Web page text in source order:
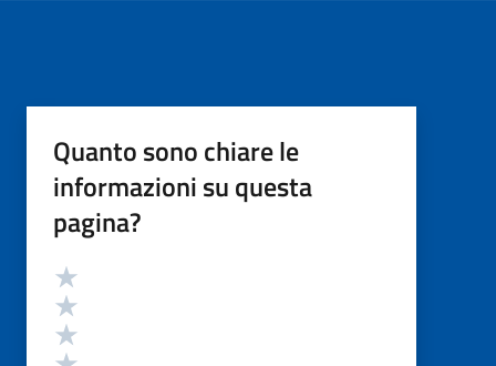
Quanto sono chiare le
informazioni su questa
pagina?
Valutazione